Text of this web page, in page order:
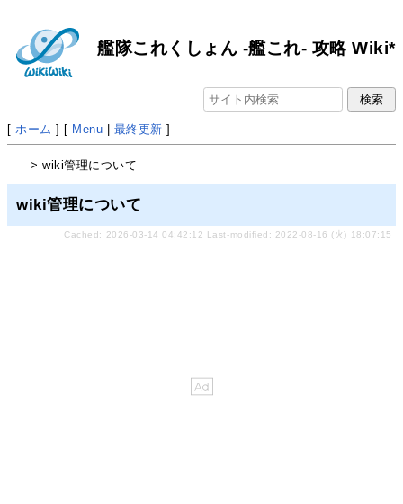
艦隊これくしょん -艦これ- 攻略 Wiki*
[ ホーム ] [ Menu | 最終更新 ]
> wiki管理について
wiki管理について
Cached: 2026-03-14 04:42:12 Last-modified: 2022-08-16 (火) 18:07:15